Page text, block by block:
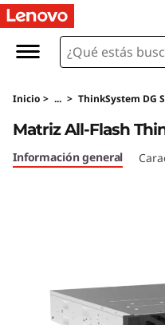
M
Inicio > ... > ThinkSystem DG
Matriz All-Flash
Información general